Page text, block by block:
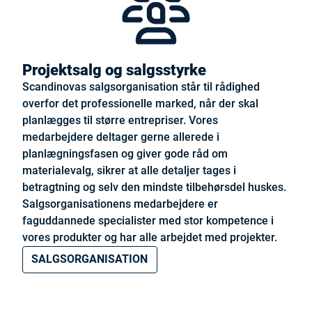
Projektsalg og salgsstyrke
Scandinovas salgsorganisation står til rådighed
overfor det professionelle marked, når der skal
planlægges til større entrepriser. Vores
medarbejdere deltager gerne allerede i
planlægningsfasen og giver gode råd om
materialevalg, sikrer at alle detaljer tages i
betragtning og selv den mindste tilbehørsdel huskes.
Salgsorganisationens medarbejdere er
faguddannede specialister med stor kompetence i
vores produkter og har alle arbejdet med projekter.
SALGSORGANISATION